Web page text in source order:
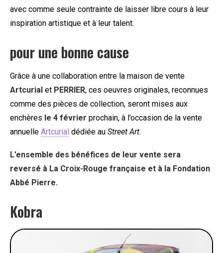
avec comme seule contrainte de laisser libre cours à leur
inspiration artistique et à leur talent.
pour une bonne cause
Grâce à une collaboration entre la maison de vente
Artcurial et PERRIER, ces oeuvres originales, reconnues
comme des pièces de collection, seront mises aux
enchères le 4 février prochain, à l’occasion de la vente
annuelle Artcurial dédiée au Street Art.
L’ensemble des bénéfices de leur vente sera
reversé à La Croix-Rouge française et à la Fondation
Abbé Pierre.
Kobra